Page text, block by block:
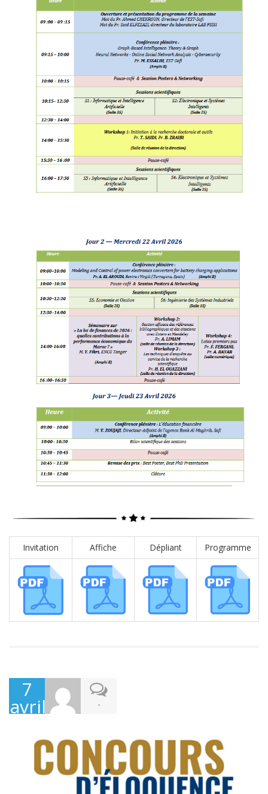
Invitation Affiche Dépliant Programme
7
avril -